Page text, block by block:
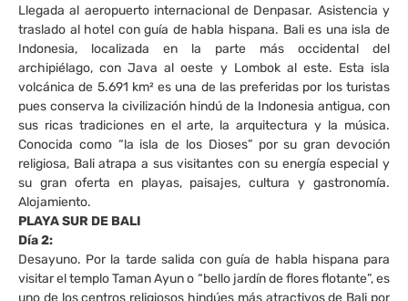
Llegada al aeropuerto internacional de Denpasar. Asistencia y
traslado al hotel con guía de habla hispana. Bali es una isla de
Indonesia, localizada en la parte más occidental del
archipiélago, con Java al oeste y Lombok al este. Esta isla
volcánica de 5.691 km² es una de las preferidas por los turistas
pues conserva la civilización hindú de la Indonesia antigua, con
sus ricas tradiciones en el arte, la arquitectura y la música.
Conocida como “la isla de los Dioses” por su gran devoción
religiosa, Bali atrapa a sus visitantes con su energía especial y
su gran oferta en playas, paisajes, cultura y gastronomía.
Alojamiento.
PLAYA SUR DE BALI
Día 2:
Desayuno. Por la tarde salida con guía de habla hispana para
visitar el templo Taman Ayun o “bello jardín de flores flotante”, es
uno de los centros religiosos hindúes más atractivos de Bali por